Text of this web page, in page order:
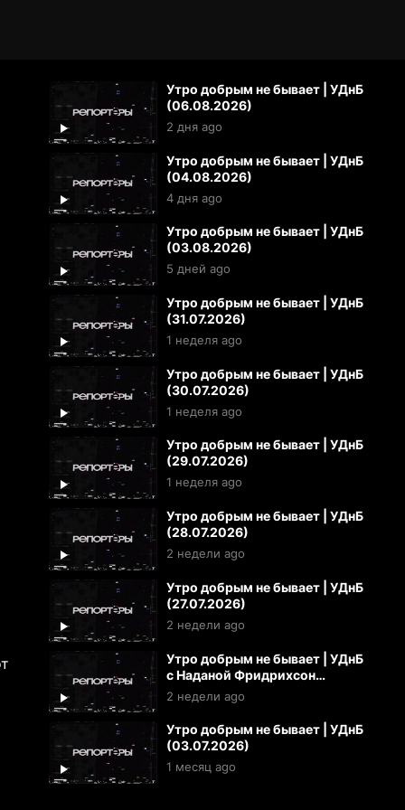
Утро добрым не бывает | УДнБ
(06.08.2026)
2 дня ago
Утро добрым не бывает | УДнБ
(04.08.2026)
4 дня ago
Утро добрым не бывает | УДнБ
(03.08.2026)
5 дней ago
Утро добрым не бывает | УДнБ
(31.07.2026)
1 неделя ago
Утро добрым не бывает | УДнБ
(30.07.2026)
1 неделя ago
Утро добрым не бывает | УДнБ
(29.07.2026)
1 неделя ago
Утро добрым не бывает | УДнБ
(28.07.2026)
2 недели ago
Утро добрым не бывает | УДнБ
(27.07.2026)
2 недели ago
Утро добрым не бывает | УДнБ
с Наданой Фридрихсон
(24.07.2026)
2 недели ago
Утро добрым не бывает | УДнБ
(03.07.2026)
1 месяц ago